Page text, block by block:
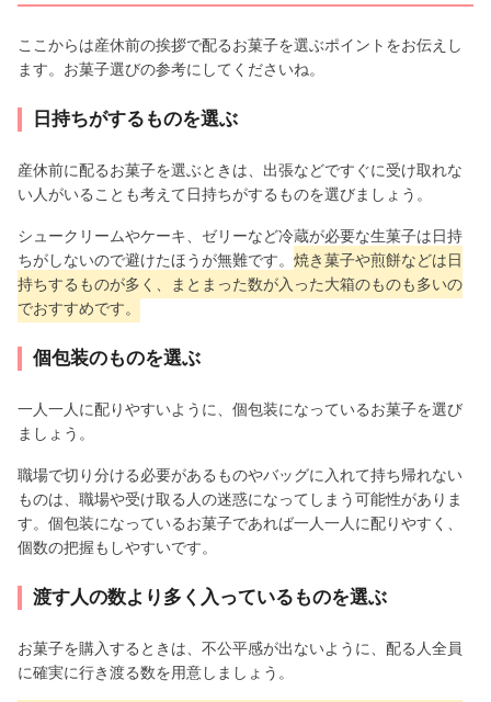
ここからは産休前の挨拶で配るお菓子を選ぶポイントをお伝えし
ます。お菓子選びの参考にしてくださいね。
日持ちがするものを選ぶ
産休前に配るお菓子を選ぶときは、出張などですぐに受け取れな
い人がいることも考えて日持ちがするものを選びましょう。
シュークリームやケーキ、ゼリーなど冷蔵が必要な生菓子は日持
ちがしないので避けたほうが無難です。 焼き菓子や煎餅などは日
持ちするものが多く、まとまった数が入った大箱のものも多いの
でおすすめです。
個包装のものを選ぶ
一人一人に配りやすいように、個包装になっているお菓子を選び
ましょう。
職場で切り分ける必要があるものやバッグに入れて持ち帰れない
ものは、職場や受け取る人の迷惑になってしまう可能性がありま
す。個包装になっているお菓子であれば一人一人に配りやすく、
個数の把握もしやすいです。
渡す人の数より多く入っているものを選ぶ
お菓子を購入するときは、不公平感が出ないように、配る人全員
に確実に行き渡る数を用意しましょう。